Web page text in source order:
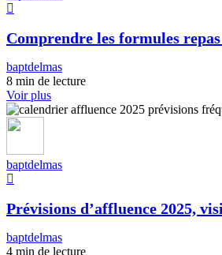
Comprendre les formules
baptdelmas
8 min de lecture
Voir plus
baptdelmas
Prévisions d’affluence 2025,
baptdelmas
4 min de lecture